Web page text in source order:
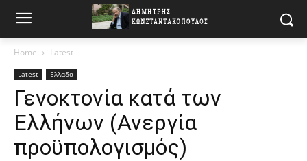
Home Latest
Latest Ελλαδα
Γενοκτονία κατά των
Ελλήνων (Ανεργία
προϋπολογισμός)